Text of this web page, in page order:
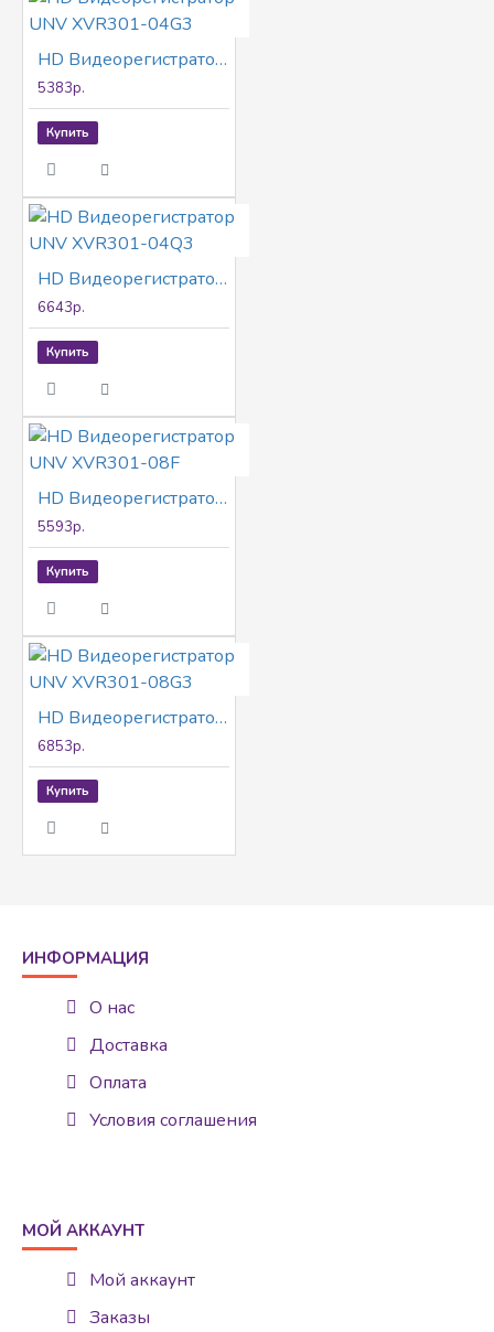
HD Видеорегистратор UNV XVR301-04G3
5383р.
Купить
HD Видеорегистратор UNV XVR301-04Q3
6643р.
Купить
HD Видеорегистратор UNV XVR301-08F
5593р.
Купить
HD Видеорегистратор UNV XVR301-08G3
6853р.
Купить
ИНФОРМАЦИЯ
О нас
Доставка
Оплата
Условия соглашения
МОЙ АККАУНТ
Мой аккаунт
Заказы